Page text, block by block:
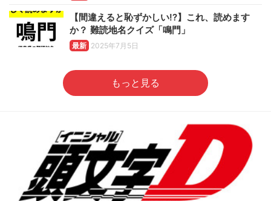
【間違えると恥ずかしい!?】これ、読めます
か？ 難読地名クイズ「鳴門」
最新 2025年7月5日
もっと見る